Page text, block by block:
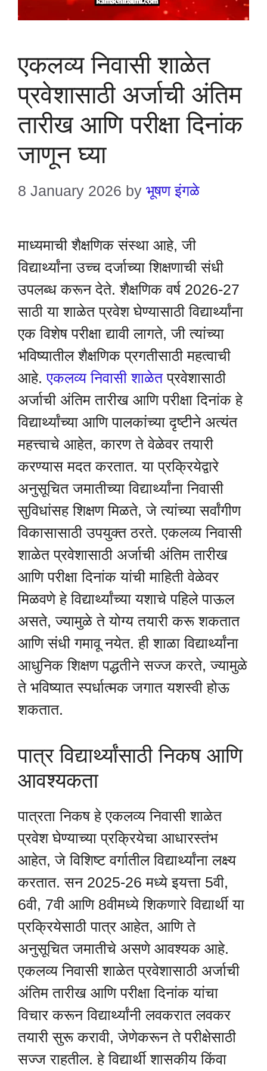
एकलव्य निवासी शाळेत
प्रवेशासाठी अर्जाची अंतिम
तारीख आणि परीक्षा दिनांक
जाणून घ्या
8 January 2026 by भूषण इंगळे
माध्यमाची शैक्षणिक संस्था आहे, जी
विद्यार्थ्यांना उच्च दर्जाच्या शिक्षणाची संधी
उपलब्ध करून देते. शैक्षणिक वर्ष 2026-27
साठी या शाळेत प्रवेश घेण्यासाठी विद्यार्थ्यांना
एक विशेष परीक्षा द्यावी लागते, जी त्यांच्या
भविष्यातील शैक्षणिक प्रगतीसाठी महत्वाची
आहे.एकलव्य निवासी शाळेतप्रवेशासाठी
अर्जाची अंतिम तारीख आणि परीक्षा दिनांक हे
विद्यार्थ्यांच्या आणि पालकांच्या दृष्टीने अत्यंत
महत्त्वाचे आहेत, कारण ते वेळेवर तयारी
करण्यास मदत करतात. या प्रक्रियेद्वारे
अनुसूचित जमातीच्या विद्यार्थ्यांना निवासी
सुविधांसह शिक्षण मिळते, जे त्यांच्या सर्वांगीण
विकासासाठी उपयुक्त ठरते. एकलव्य निवासी
शाळेत प्रवेशासाठी अर्जाची अंतिम तारीख
आणि परीक्षा दिनांक यांची माहिती वेळेवर
मिळवणे हे विद्यार्थ्यांच्या यशाचे पहिले पाऊल
असते, ज्यामुळे ते योग्य तयारी करू शकतात
आणि संधी गमावू नयेत. ही शाळा विद्यार्थ्यांना
आधुनिक शिक्षण पद्धतीने सज्ज करते, ज्यामुळे
ते भविष्यात स्पर्धात्मक जगात यशस्वी होऊ
शकतात.
पात्र विद्यार्थ्यांसाठी निकष आणि
आवश्यकता
पात्रता निकष हे एकलव्य निवासी शाळेत
प्रवेश घेण्याच्या प्रक्रियेचा आधारस्तंभ
आहेत, जे विशिष्ट वर्गातील विद्यार्थ्यांना लक्ष्य
करतात. सन 2025-26 मध्ये इयत्ता 5वी,
6वी, 7वी आणि 8वीमध्ये शिकणारे विद्यार्थी या
प्रक्रियेसाठी पात्र आहेत, आणि ते
अनुसूचित जमातीचे असणे आवश्यक आहे.
एकलव्य निवासी शाळेत प्रवेशासाठी अर्जाची
अंतिम तारीख आणि परीक्षा दिनांक यांचा
विचार करून विद्यार्थ्यांनी लवकरात लवकर
तयारी सुरू करावी, जेणेकरून ते परीक्षेसाठी
सज्ज राहतील. हे विद्यार्थी शासकीय किंवा